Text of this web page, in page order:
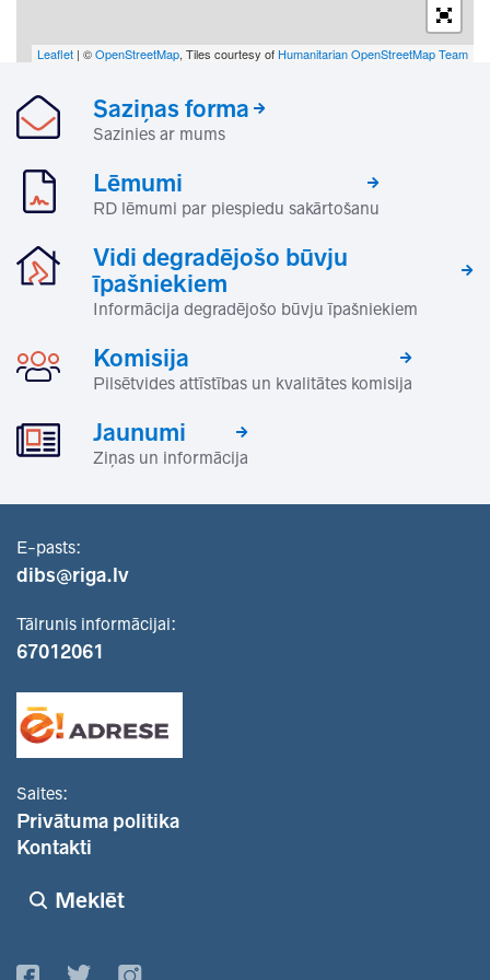
Leaflet | ©OpenStreetMap, Tiles courtesy of Humanitarian OpenStreetMap Team
Saziņas forma
Sazinies ar mums
Lēmumi
RD lēmumi par piespiedu sakārtošanu
Vidi degradējošo būvju
īpašniekiem
Informācija degradējošo būvju īpašniekiem
Komisija
Pilsētvides attīstības un kvalitātes komisija
Jaunumi
Ziņas un informācija
E-pasts:
dibs@riga.lv
Tālrunis informācijai:
67012061
Saites:
Privātuma politika
Kontakti
Meklēt